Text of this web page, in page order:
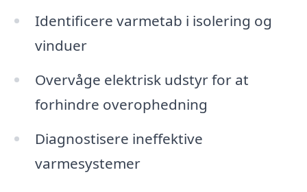
Identificere varmetab i isolering og
vinduer
Overvåge elektrisk udstyr for at
forhindre overophedning
Diagnostisere ineffektive
varmesystemer